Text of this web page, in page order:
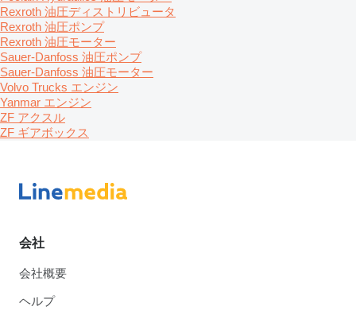
Rexroth 油圧ディストリビュータ
Rexroth 油圧ポンプ
Rexroth 油圧モーター
Sauer-Danfoss 油圧ポンプ
Sauer-Danfoss 油圧モーター
Volvo Trucks エンジン
Yanmar エンジン
ZF アクスル
ZF ギアボックス
会社
会社概要
ヘルプ